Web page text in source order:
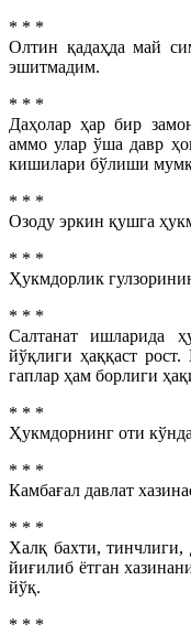
* * *
Олтин қадаҳда май
эшитмадим.
* * *
Даҳолар ҳар бир
аммо улар ўша давр
кишилари бўлиши
* * *
Озоду эркин қушга
* * *
Ҳукмдорлик
* * *
Салтанат ишларида
йўқлиги ҳаққаст
гаплар ҳам борлиги
* * *
Ҳукмдорнинг оти
* * *
Камбағал давлат
* * *
Халқ бахти, тинчлиги,
йиғилиб ётган
йўқ.
* * *